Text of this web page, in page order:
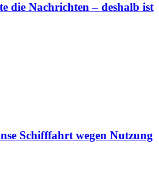
die Nachrichten – deshalb ist
Schifffahrt wegen Nutzung